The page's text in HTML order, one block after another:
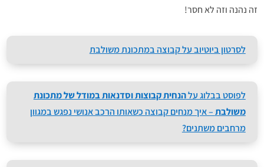
זה נהנה וזה לא חסר!
לסרטון ביוטיוב על קבוצה במתכונת משולבת
לפוסט בבלוג עלהנחית קבוצות וסדנאות במודל של מתכונת
משולבת– איך מנחים קבוצה כשאותו הרכב אנושי נפגש במגוון
מרחבים משתנים?